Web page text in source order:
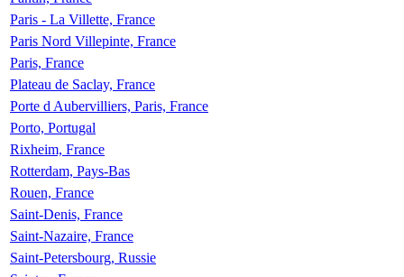
Paris - La Villette, France
Paris Nord Villepinte, France
Paris, France
Plateau de Saclay, France
Porte d Aubervilliers, Paris, France
Porto, Portugal
Rixheim, France
Rotterdam, Pays-Bas
Rouen, France
Saint-Denis, France
Saint-Nazaire, France
Saint-Petersbourg, Russie